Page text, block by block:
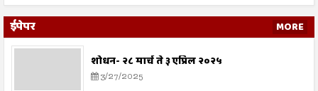
ईपेपर MORE
शोधन- २८ मार्च ते ३ एप्रिल २०२५
3/27/2025